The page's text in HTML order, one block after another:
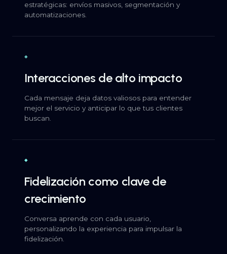
estratégicas: envíos masivos, segmentación y
automatizaciones.
◈
Interacciones de alto impacto
Cada mensaje deja datos valiosos para entender
mejor el servicio y anticipar lo que tus clientes
buscan.
◆
Fidelización como clave de
crecimiento
Conversa aprende con cada usuario,
personalizando la experiencia para impulsar la
fidelización.